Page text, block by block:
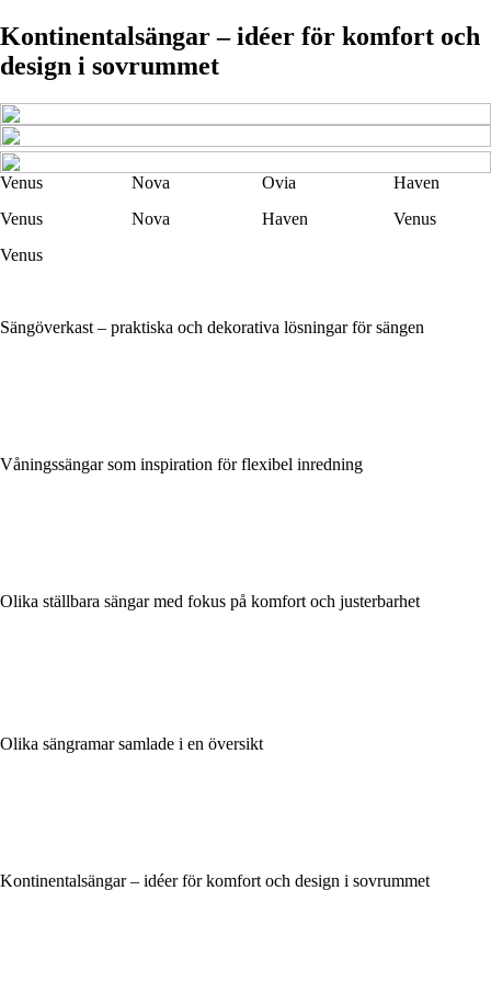
Kontinentalsängar – idéer för komfort och
design i sovrummet
Venus Nova Ovia
Haven
Venus
Nova Haven
Venus
Venus
Sängöverkast – praktiska och dekorativa lösningar för sängen
Våningssängar som inspiration för flexibel inredning
Olika ställbara sängar med fokus på komfort och justerbarhet
Olika sängramar samlade i en översikt
Kontinentalsängar – idéer för komfort och design i sovrummet